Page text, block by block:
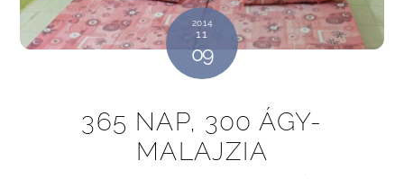
2014
11
09
365 NAP, 300 ÁGY-
MALAJZIA